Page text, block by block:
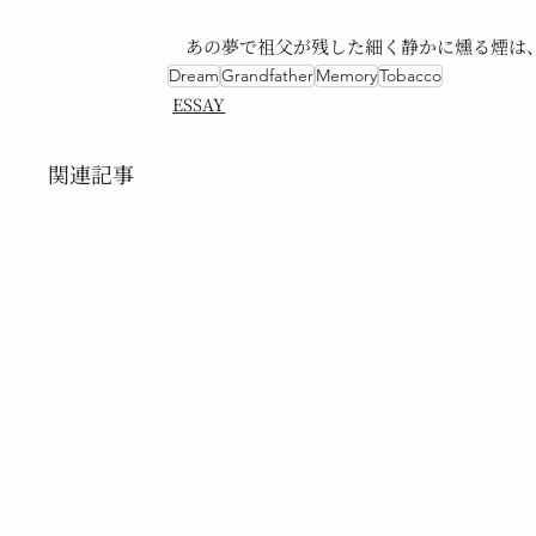
あの夢で祖父が残した細く静かに燻る煙
DreamGrandfatherMemoryTobacco
ESSAY
関連記事